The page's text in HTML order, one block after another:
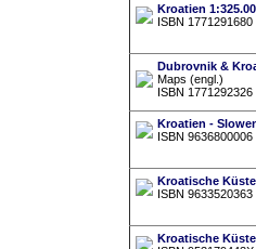
Kroatien
ISBN 1771291680
Dubrovnik &
Maps (engl.)
ISBN 1771292326
Kroatien -
ISBN 9636800006
Kroatische Küste
ISBN 9633520363
Kroatische